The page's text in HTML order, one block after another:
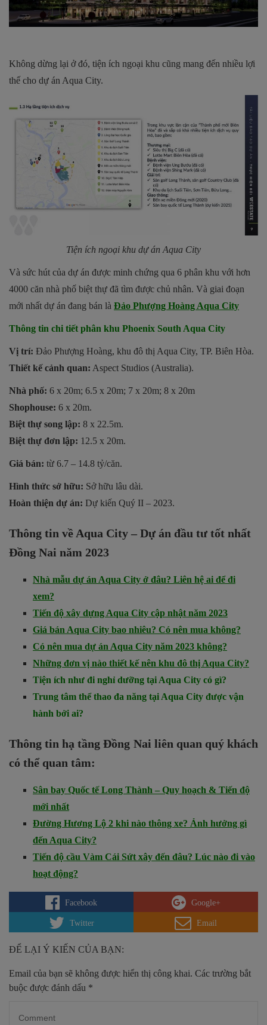
Không dừng lại ở đó, tiện ích ngoại khu cũng mang đến nhiều lợi
thế cho dự án Aqua City.
Tiện ích ngoại khu dự án Aqua City
Và sức hút của dự án được minh chứng qua 6 phân khu với hơn
4000 căn nhà phố biệt thự đã tìm được chủ nhân. Và giai đoạn
mới nhất dự án đang bán là Đảo Phượng Hoàng Aqua City
Thông tin chi tiết phân khu Phoenix South Aqua City
Vị trí: Đảo Phượng Hoàng, khu đô thị Aqua City, TP. Biên Hòa.
Thiết kế cảnh quan: Aspect Studios (Australia).
Nhà phố: 6 x 20m; 6.5 x 20m; 7 x 20m; 8 x 20m
Shophouse: 6 x 20m.
Biệt thự song lập: 8 x 22.5m.
Biệt thự đơn lập: 12.5 x 20m.
Giá bán: từ 6.7 – 14.8 tỷ/căn.
Hình thức sở hữu: Sở hữu lâu dài.
Hoàn thiện dự án: Dự kiến Quý II – 2023.
Thông tin về Aqua City – Dự án đầu tư tốt nhất
Đồng Nai năm 2023
Nhà mẫu dự án Aqua City ở đâu? Liên hệ ai để đi
xem?
Tiến độ xây dựng Aqua City cập nhật năm 2023
Giá bán Aqua City bao nhiêu? Có nên mua không?
Có nên mua dự án Aqua City năm 2023 không?
Những đơn vị nào thiết kế nên khu đô thị Aqua City?
Tiện ích như đi nghỉ dưỡng tại Aqua City có gì?
Trung tâm thể thao đa năng tại Aqua City được vận
hành bởi ai?
Thông tin hạ tầng Đồng Nai liên quan quý khách
có thể quan tâm:
Sân bay Quốc tế Long Thành – Quy hoạch & Tiến độ
mới nhất
Đường Hương Lộ 2 khi nào thông xe? Ảnh hưởng gì
đến Aqua City?
Tiến độ cầu Vàm Cái Sứt xây đến đâu? Lúc nào đi vào
hoạt động?
Facebook Google+
Twitter Email
ĐỂ LẠI Ý KIẾN CỦA BẠN:
Email của bạn sẽ không được hiển thị công khai. Các trường bắt
buộc được đánh dấu *